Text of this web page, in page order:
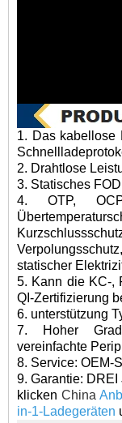
1. Das kabellose
2. Drahtlose
3. Statisches
4. OTP,
statischer
5. Kann die KC-,
QI-Zertifizierung
6. unterstützung
7. Hoher Grad
vereinfachte
8. Service: OEM-
9. Garantie: DREI
klicken China
in-1-Ladegeräten